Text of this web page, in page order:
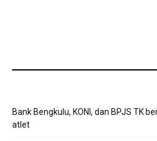
Bank Bengkulu, KONI, dan BPJS TK
atlet